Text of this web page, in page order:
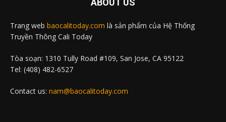
ABOUT US
Trang web baocalitoday.com là sản phẩm của Hệ Thống
Truyền Thông Cali Today
Tòa soạn: 1310 Tully Road #109, San Jose, CA 95122
Tel: (408) 482-6527
Contact us: nam@baocalitoday.com